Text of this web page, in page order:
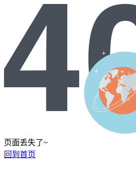
页面丢失了~
回到首页